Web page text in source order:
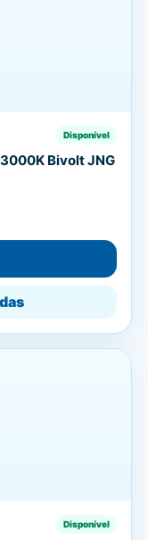
Disponível
Bivolt JNG
Disponível